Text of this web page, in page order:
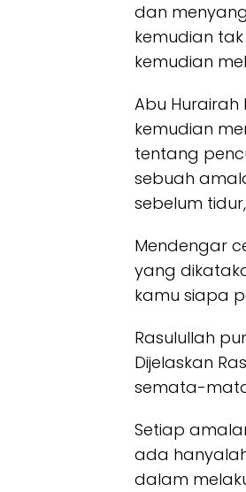
dan
kemudian
kemudian
Abu Hurairah
kemudian
tentang
sebuah
sebelum
Mendengar
yang
kamu siapa
Rasulullah
Dijelaskan
semata-
Setiap
ada
dalam